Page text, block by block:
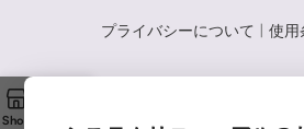
プライバシーについて | 使用
Shop